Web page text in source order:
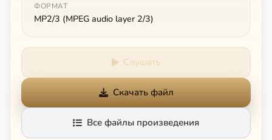
ФОРМАТ
MP2/3 (MPEG audio layer 2/3)
Слушать
Скачать файл
Все файлы произведения